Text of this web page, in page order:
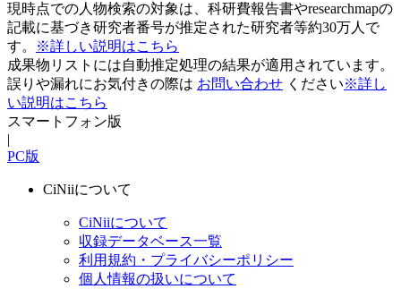
現時点での人物検索の対象は、科研費報告書やresearchmapの
記載に基づき研究者番号が推定された研究者等約30万人で
す。
※詳しい説明はこちら
成果物リストには自動推定処理の結果が適用されています。
誤りや漏れにお気付きの際は お問い合わせ ください※詳し
い説明はこちら
スマートフォン版
|
PC版
CiNiiについて
CiNiiについて
収録データベース一覧
利用規約・プライバシーポリシー
個人情報の扱いについて